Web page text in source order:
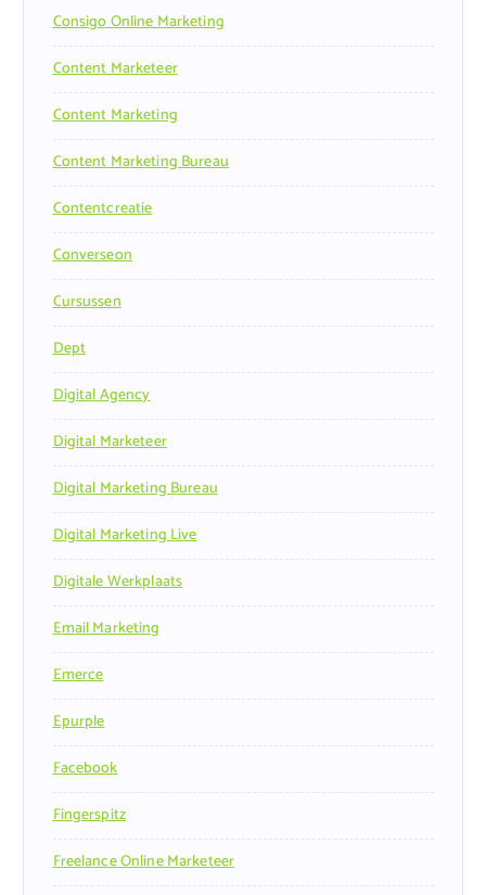
Consigo Online Marketing
Content Marketeer
Content Marketing
Content Marketing Bureau
Contentcreatie
Converseon
Cursussen
Dept
Digital Agency
Digital Marketeer
Digital Marketing Bureau
Digital Marketing Live
Digitale Werkplaats
Email Marketing
Emerce
Epurple
Facebook
Fingerspitz
Freelance Online Marketeer